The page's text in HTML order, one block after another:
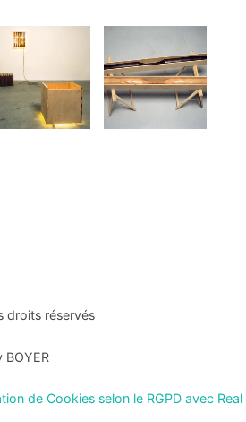
droits réservés
BOYER
de Cookies selon le RGPD avec Real